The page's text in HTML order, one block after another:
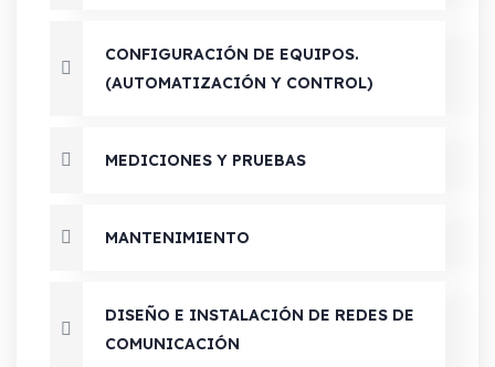
CONFIGURACIÓN DE EQUIPOS.
(AUTOMATIZACIÓN Y CONTROL)
MEDICIONES Y PRUEBAS
MANTENIMIENTO
DISEÑO E INSTALACIÓN DE REDES DE
COMUNICACIÓN